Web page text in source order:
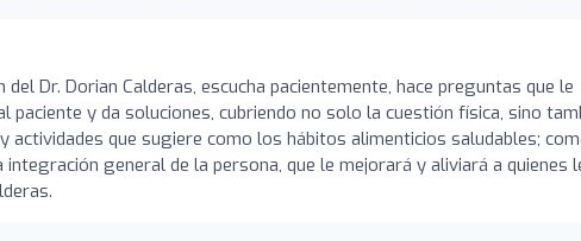
del Dr. Dorian Calderas, escucha pacientemente, hace preguntas que le
paciente y da soluciones, cubriendo no solo la cuestión física, sino
actividades que sugiere como los hábitos alimenticios saludables;
general de la persona, que le mejorará y aliviará a quienes